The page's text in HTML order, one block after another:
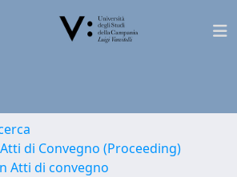
di Convegno (Proceeding)
Atti di convegno